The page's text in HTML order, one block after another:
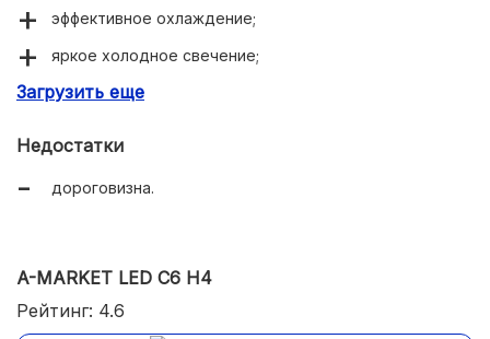
эффективное охлаждение;
яркое холодное свечение;
отличное качество сборки.
Загрузить еще
Недостатки
дороговизна.
A-MARKET LED C6 H4
Рейтинг: 4.6